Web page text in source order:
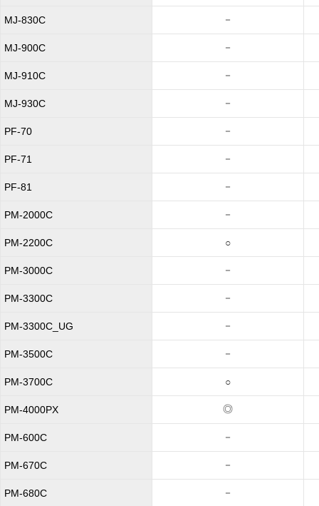
MJ-830C －
MJ-900C －
MJ-910C －
MJ-930C －
PF-70 －
PF-71 －
PF-81 －
PM-2000C －
PM-2200C ○
PM-3000C －
PM-3300C －
PM-3300C_UG －
PM-3500C －
PM-3700C ○
PM-4000PX ◎
PM-600C －
PM-670C －
PM-680C －